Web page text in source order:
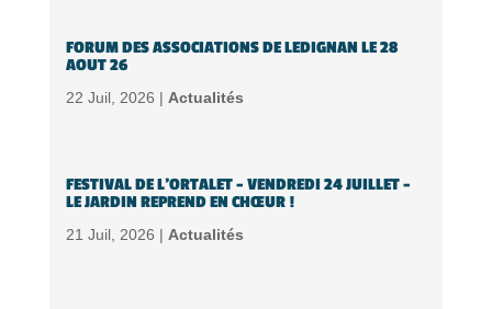
FORUM DES ASSOCIATIONS DE LEDIGNAN LE 28
AOUT 26
22 Juil, 2026 | Actualités
FESTIVAL DE L’ORTALET – VENDREDI 24 JUILLET –
LE JARDIN REPREND EN CHŒUR !
21 Juil, 2026 | Actualités